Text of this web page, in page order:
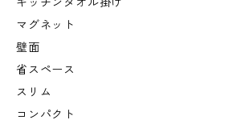
マグネット
壁面
省スペース
スリム
コンパクト